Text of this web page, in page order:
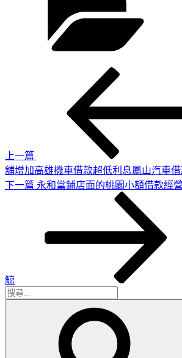
上一篇
舖增加高雄機車借款超低利息鳳山汽車
下
下一篇 永和當鋪店面的桃園小額借款經
鯨
搜